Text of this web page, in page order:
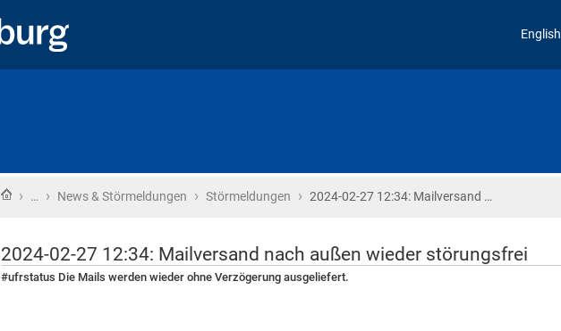
English
Startseite
› … › News & Störmeldungen › Störmeldungen › 2024-02-27 12:34: Mailversand …
2024-02-27 12:34: Mailversand nach außen wieder störungsfrei
#ufrstatus Die Mails werden wieder ohne Verzögerung ausgeliefert.